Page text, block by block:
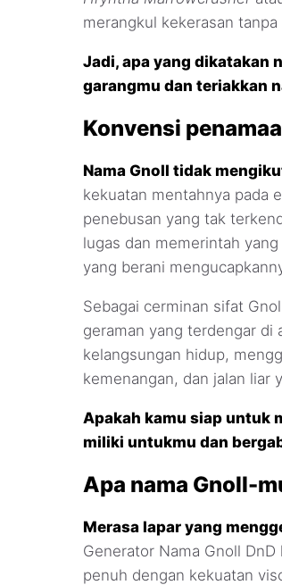
merangkul kekerasan tanpa
Jadi, apa yang dikatakan
garangmu dan teriakkan
Konvensi
Nama Gnoll tidak
kekuatan mentahnya pada
penebusan yang tak
lugas dan memerintah
yang berani
Sebagai cerminan sifat
geraman yang terdengar di
kelangsungan hidup,
kemenangan, dan jalan liar
Apakah kamu siap untuk
miliki untukmu dan
Apa nama Gnoll-
Merasa lapar yang
Generator Nama Gnoll
penuh dengan kekuatan